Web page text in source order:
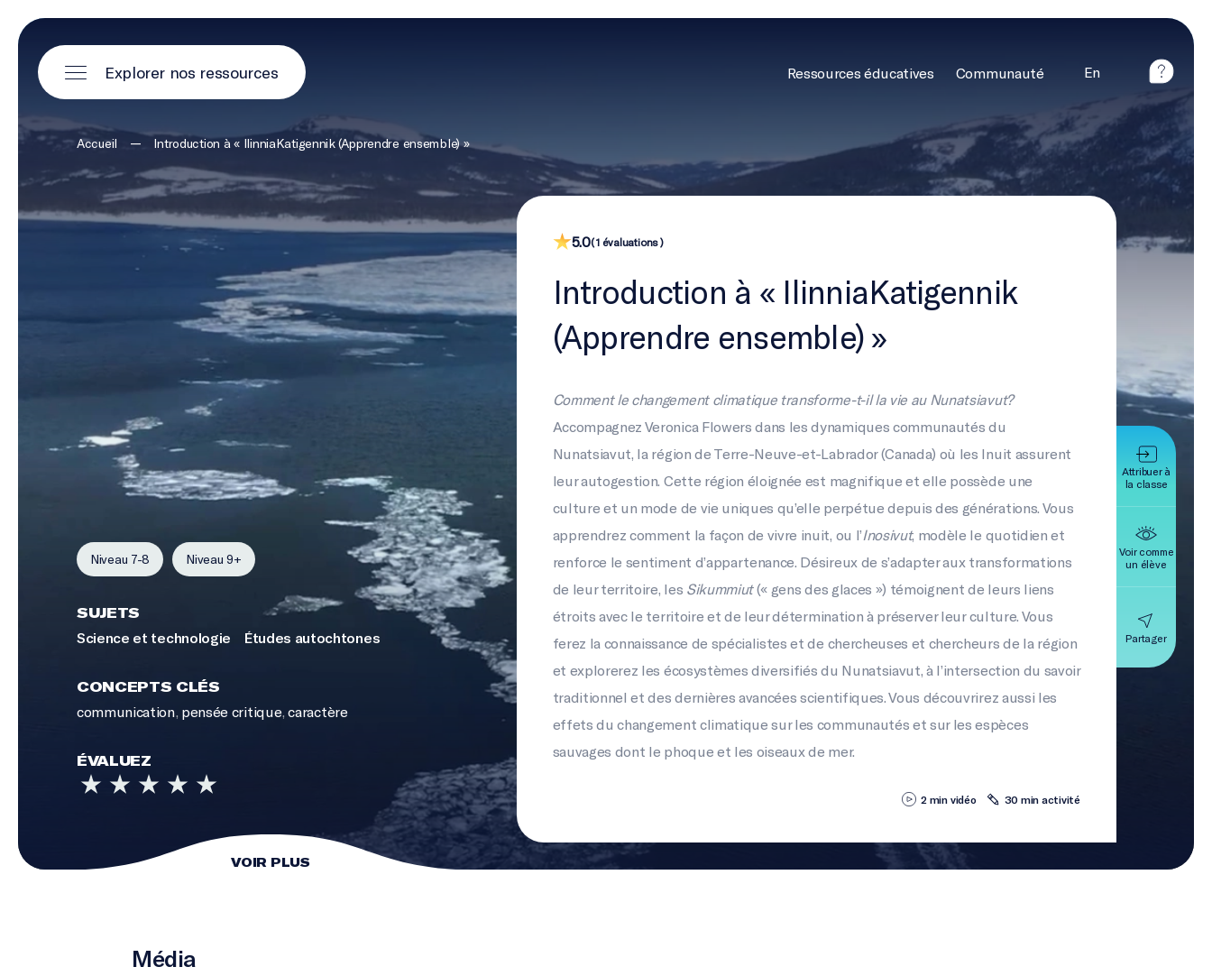
Explorer nos ressources Ressources éducatives Communauté En
Attribuer à
la classe
Voir comme
un élève
Partager
Accueil — Introduction à « IlinniaKatigennik (Apprendre ensemble) »
5.0( 1 évaluations )
Introduction à « IlinniaKatigennik
(Apprendre ensemble) »
Comment le changement climatique transforme-t-il la vie au Nunatsiavut?
Accompagnez Veronica Flowers dans les dynamiques communautés du
Nunatsiavut, la région de Terre-Neuve-et-Labrador (Canada) où les Inuit assurent
leur autogestion. Cette région éloignée est magnifique et elle possède une
culture et un mode de vie uniques qu’elle perpétue depuis des générations. Vous
apprendrez comment la façon de vivre inuit, ou l’Inosivut, modèle le quotidien et
renforce le sentiment d’appartenance. Désireux de s’adapter aux transformations
de leur territoire, les Sikummiut(« gens des glaces ») témoignent de leurs liens
étroits avec le territoire et de leur détermination à préserver leur culture. Vous
ferez la connaissance de spécialistes et de chercheuses et chercheurs de la région
et explorerez les écosystèmes diversifiés du Nunatsiavut, à l’intersection du savoir
traditionnel et des dernières avancées scientifiques. Vous découvrirez aussi les
effets du changement climatique sur les communautés et sur les espèces
sauvages dont le phoque et les oiseaux de mer.
2 min vidéo 30 min activité
Niveau 7-8 Niveau 9+
SUJETS
Science et technologie
Études autochtones
CONCEPTS CLÉS
communication, pensée critique,caractère
ÉVALUEZ
VOIR PLUS
Média